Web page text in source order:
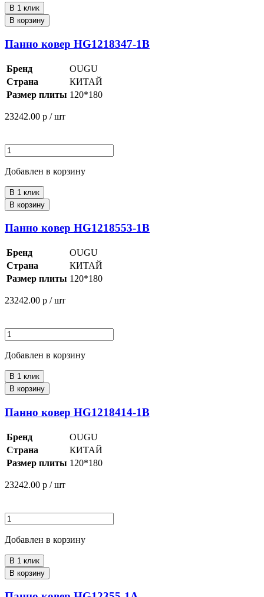
В 1 клик
В корзину
Панно ковер HG1218347-1B
Бренд
OUGU
Страна
КИТАЙ
Размер плиты 120*180
23242.00 р / шт
Добавлен в корзину
В 1 клик
В корзину
Панно ковер HG1218553-1B
Бренд
OUGU
Страна
КИТАЙ
Размер плиты 120*180
23242.00 р / шт
Добавлен в корзину
В 1 клик
В корзину
Панно ковер HG1218414-1B
Бренд
OUGU
Страна
КИТАЙ
Размер плиты 120*180
23242.00 р / шт
Добавлен в корзину
В 1 клик
В корзину